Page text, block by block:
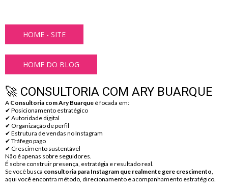
HOME - SITE
HOME DO BLOG
🚀 CONSULTORIA COM ARY BUARQUE
A Consultoria com Ary Buarque é focada em:
✔ Posicionamento estratégico
✔ Autoridade digital
✔ Organização de perfil
✔ Estrutura de vendas no Instagram
✔ Tráfego pago
✔ Crescimento sustentável
Não é apenas sobre seguidores.
É sobre construir presença, estratégia e resultado real.
Se você busca consultoria para Instagram que realmente gere crescimento,
aqui você encontra método, direcionamento e acompanhamento estratégico.